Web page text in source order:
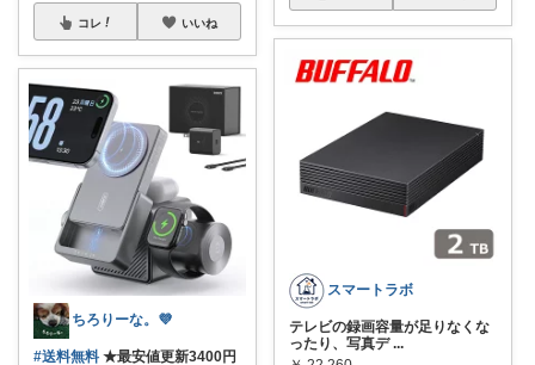
コレ いいね
ちろりーな。💜
#送料無料 ★最安値更新3400円
スマートラボ
テレビの録画容量が足りなくな
ったり、写真デ ...